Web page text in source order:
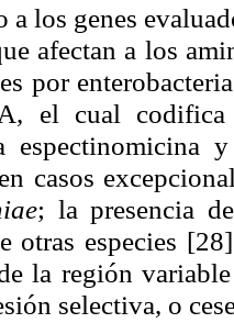
a los genes
afectan a los
por
A, el cual codifica
espectinomicina
casos
; la presencia
otras especies
la región
selectiva, o